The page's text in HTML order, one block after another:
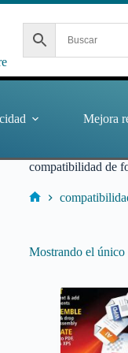
Mejora
compatibilidad de
Mostrando el único